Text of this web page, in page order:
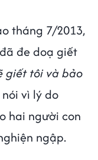
tháng 7/2013,
đe doạ giết
giết tôi và bảo
vì lý do
hai người con
ngập.